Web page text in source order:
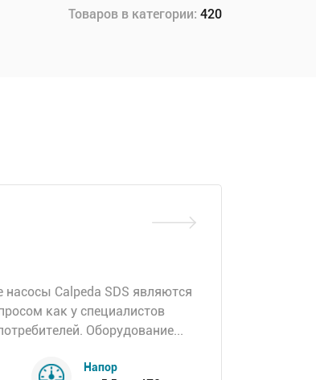
Товаров в категории: 420
Calpeda SDS являются
как у специалистов
Оборудование...
Напор